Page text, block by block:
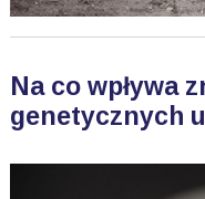
Na co wpływa
genetycznych